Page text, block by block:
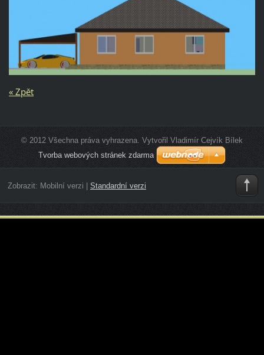
« Zpět
© 2012 Všechna práva vyhrazena. Vytvořil Vladimír Cejvík Bílek
Tvorba webových stránek zdarma
Zobrazit: Mobilní verzi Standardní verzi